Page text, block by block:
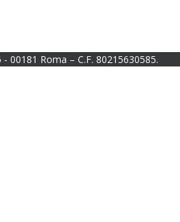
00181 Roma – C.F. 80215630585.